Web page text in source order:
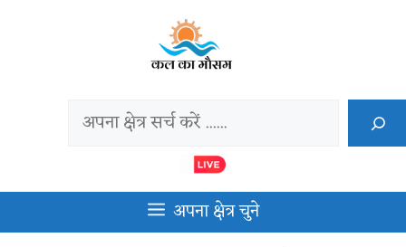
अपना क्षेत्र चुने